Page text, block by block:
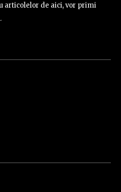
articolelor de aici, vor primi